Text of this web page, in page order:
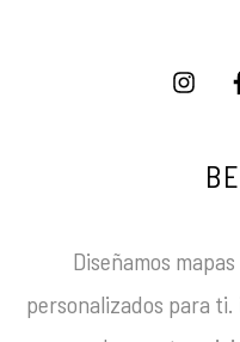
Diseñamos
personalizados para